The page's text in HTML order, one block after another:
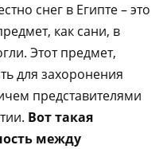
снег в Египте – это
как сани, в
Этот предмет,
для захоронения
представителями
Вот такая
между